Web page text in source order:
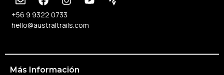
+56 9 9322 0733
hello@australtrails.com
Más Información